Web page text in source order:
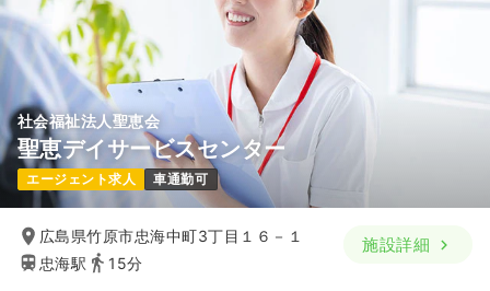
社会福祉法人聖恵会
聖恵デイサービスセンター
エージェント求人 車通勤可
広島県竹原市忠海中町3丁目１６－１
忠海駅
15分
施設詳細